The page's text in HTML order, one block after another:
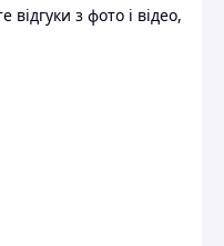
з фото і відео,